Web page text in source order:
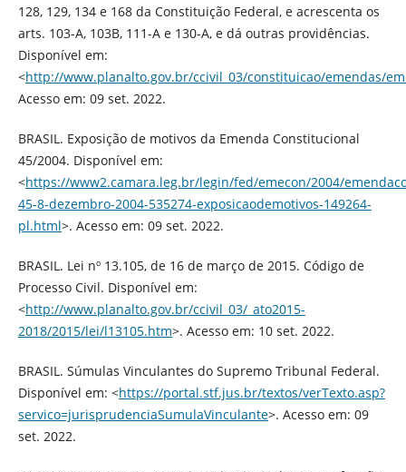
128, 129, 134 e 168 da Constituição Federal, e acrescenta os
arts. 103-A, 103B, 111-A e 130-A, e dá outras providências.
Disponível em:
<http://www.planalto.gov.br/ccivil_03/constituicao/emendas/
Acesso em: 09 set. 2022.
BRASIL. Exposição de motivos da Emenda Constitucional
45/2004. Disponível em:
<https://www2.camara.leg.br/legin/fed/emecon/2004/
45-8-dezembro-2004-535274-exposicaodemotivos-149264-
pl.html>. Acesso em: 09 set. 2022.
BRASIL. Lei nº 13.105, de 16 de março de 2015. Código de
Processo Civil. Disponível em:
<http://www.planalto.gov.br/ccivil_03/_ato2015-
2018/2015/lei/l13105.htm>. Acesso em: 10 set. 2022.
BRASIL. Súmulas Vinculantes do Supremo Tribunal Federal.
Disponível em: <https://portal.stf.jus.br/textos/verTexto.asp?
servico=jurisprudenciaSumulaVinculante>. Acesso em: 09
set. 2022.